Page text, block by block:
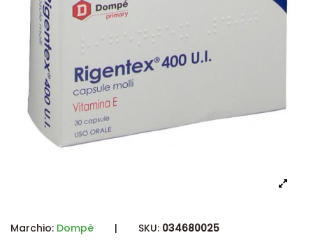
Marchio: Dompè | SKU: 034680025